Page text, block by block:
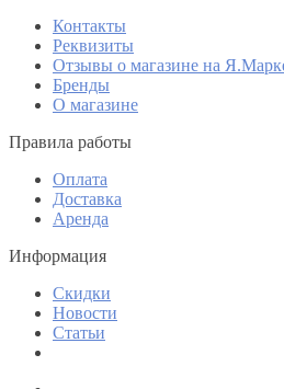
Контакты
Реквизиты
Отзывы о магазине на
Бренды
О магазине
Правила работы
Оплата
Доставка
Аренда
Информация
Скидки
Новости
Статьи